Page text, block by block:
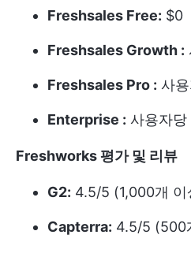
Freshsales Free: $0
Freshsales Growth :
Freshsales Pro : 사
Enterprise : 사용자
Freshworks 평가 및 리뷰
G2: 4.5/5 (1,000개 이
Capterra: 4.5/5 (500